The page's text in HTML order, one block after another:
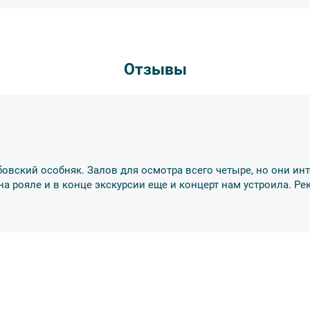
мажорными обстоятельствами; а также,
экскурсионного объекта. В случае
программы возлагается на
обязан возместить полную
изменения, так как некоторые
Отзывы
особняк. Залов для осмотра всего четыре, но они
рояле и в конце экскурсии еще и концерт нам устроила.